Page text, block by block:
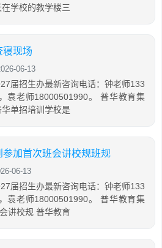
学校的教学楼三
寝现场
06-13
届招生办最新咨询电话：钟老师133
袁老师18000501990。 普华教育集
单招培训学校是
加首次班会讲校规班规
06-13
届招生办最新咨询电话：钟老师133
袁老师18000501990。 普华教育集
讲校规 普华教育